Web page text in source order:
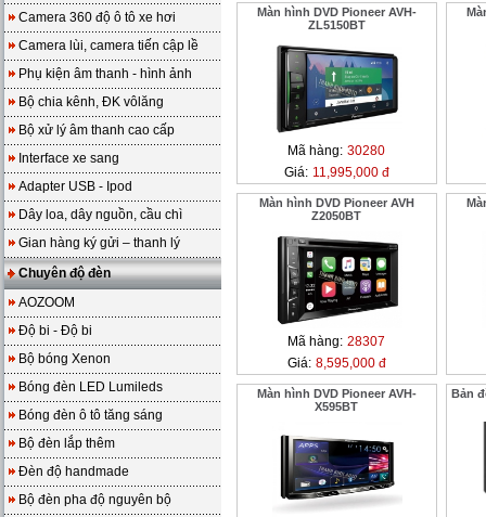
Camera 360 độ ô tô xe hơi
Camera lùi, camera tiến cập lề
Phụ kiện âm thanh - hình ảnh
Bộ chia kênh, ĐK vôlăng
Bộ xử lý âm thanh cao cấp
Interface xe sang
Adapter USB - Ipod
Dây loa, dây nguồn, cầu chì
Gian hàng ký gửi – thanh lý
Chuyên độ đèn
AOZOOM
Độ bi - Độ bi
Bộ bóng Xenon
Bóng đèn LED Lumileds
Bóng đèn ô tô tăng sáng
Bộ đèn lắp thêm
Đèn độ handmade
Bộ đèn pha độ nguyên bộ
Màn hình DVD Pioneer AVH-
ZL5150BT
Mã hàng: 30280
Giá: 11,995,000 đ
Màn hình DVD Pioneer AVH
Z2050BT
Mã hàng: 28307
Giá: 8,595,000 đ
Màn hình DVD Pioneer AVH-
X595BT
Bản